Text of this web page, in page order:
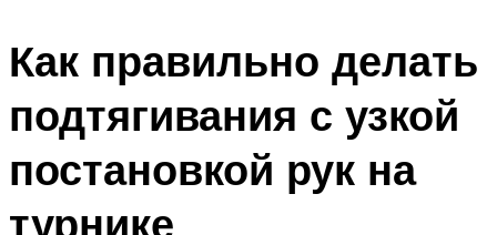
Как правильно делать
подтягивания с узкой
постановкой рук на
турнике